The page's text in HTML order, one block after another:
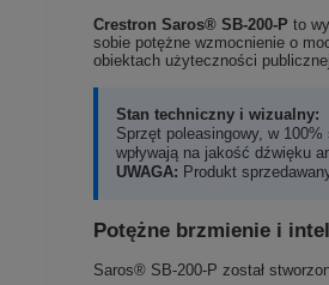
Crestron Saros® SB-200-P to
sobie potężne wzmocnienie o
obiektach użyteczności
Stan techniczny i wizualny:
Sprzęt poleasingowy, w
wpływają na jakość dźwięku
UWAGA: Produkt
Potężne brzmienie i
Saros® SB-200-P został